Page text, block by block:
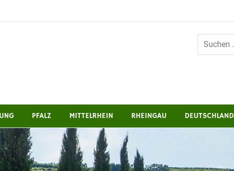
PFALZ MITTELRHEIN RHEINGAU DEUTSCHLAND